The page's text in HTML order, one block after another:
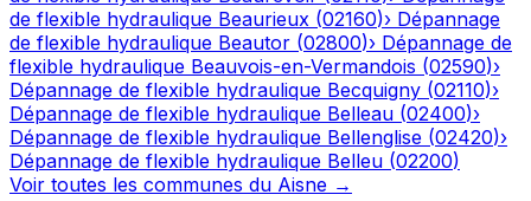
de flexible hydraulique Beaurieux (02160)› Dépannage
de flexible hydraulique Beautor (02800)› Dépannage de
flexible hydraulique Beauvois-en-Vermandois (02590)›
Dépannage de flexible hydraulique Becquigny (02110)›
Dépannage de flexible hydraulique Belleau (02400)›
Dépannage de flexible hydraulique Bellenglise (02420)›
Dépannage de flexible hydraulique Belleu (02200)
Voir toutes les communes du Aisne →